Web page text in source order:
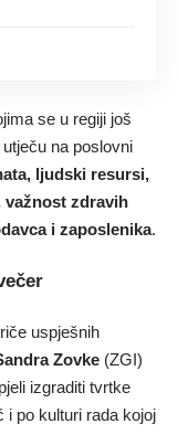
se u regiji još
na poslovni
ljudski resursi,
važnost zdravih
i zaposlenika.
uspješnih
Zovke (ZGI)
izgraditi tvrtke
i po kulturi rada kojoj